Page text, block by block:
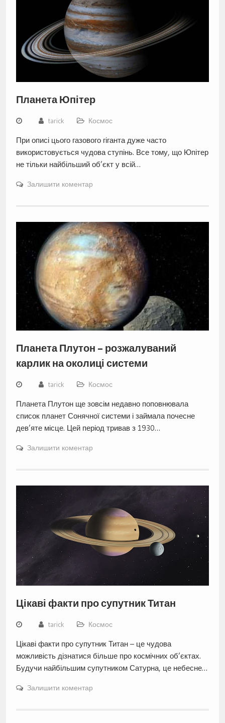
Планета Юпітер
tarick Космос
При описі цього газового гіганта дуже часто
використовується чудова ступінь. Все тому, що Юпітер
не тільки найбільший об’єкт у всій…
Залишити коментар
Планета Плутон – розжалуваний
карлик на околиці системи
tarick Космос
Планета Плутон ще зовсім недавно поповнювала
список планет Сонячної системи і займала почесне
дев’яте місце. Цей період тривав з 1930…
Залишити коментар
Цікаві факти про супутник Титан
tarick Космос
Цікаві факти про супутник Титан – це чудова
можливість дізнатися більше про космічних об’єктах.
Будучи найбільшим супутником Сатурна, це небесне…
Залишити коментар